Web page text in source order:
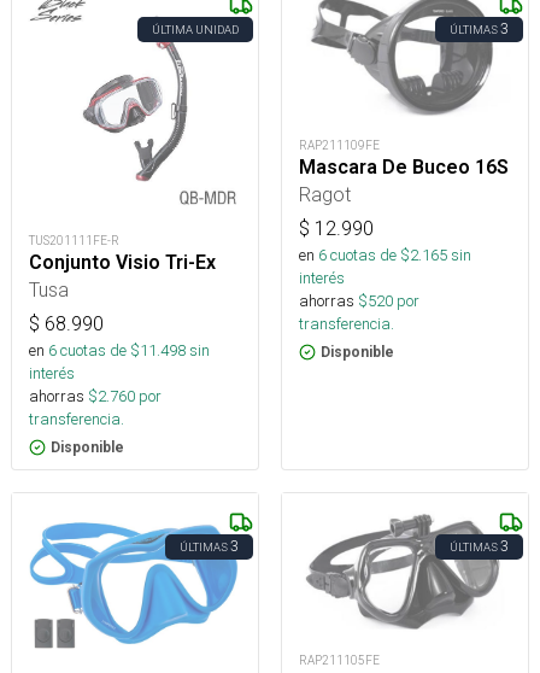
ÚLTIMA UNIDAD
TUS201111FE-R
Conjunto Visio Tri-Ex
Tusa
$ 68.990
en 6cuotas de $11.498sin
interés
ahorras $2.760 por
transferencia.
Disponible
ÚLTIMAS3
RAP211109FE
Mascara De Buceo 16S
Ragot
$ 12.990
en 6cuotas de $2.165sin
interés
ahorras $520 por
transferencia.
Disponible
ÚLTIMAS3 ÚLTIMAS3
RAP211105FE